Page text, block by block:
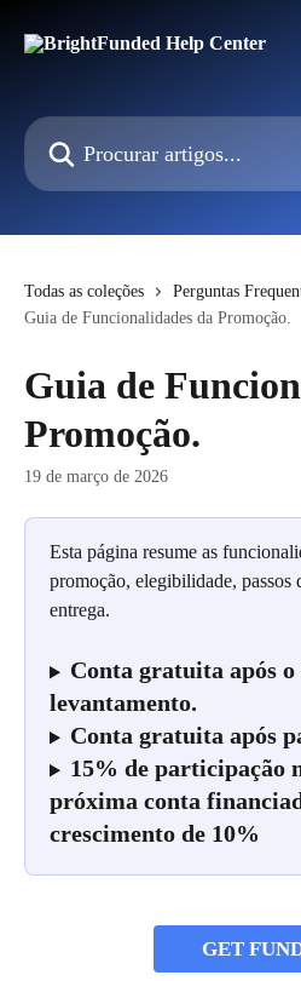
Procurar artigos...
Todas as coleções
Perguntas
Guia de Funcionalidades da Promoção.
Guia de
Promoção.
19 de março de 2026
Esta página resume as
promoção, elegibilidade, passos
entrega.
Conta gratuita após
levantamento.
Conta gratuita após
15% de participação
próxima conta
crescimento de 10%
GET